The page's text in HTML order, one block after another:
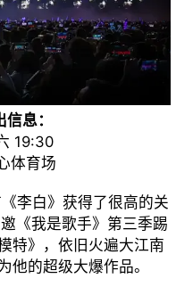
息：
19:30
体育场
李白》获得了很高的关
《我是歌手》第三季踢
特》，依旧火遍大江南
他的超级大爆作品。